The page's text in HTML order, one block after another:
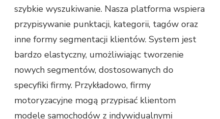
szybkie wyszukiwanie. Nasza platforma wspiera
przypisywanie punktacji, kategorii, tagów oraz
inne formy segmentacji klientów. System jest
bardzo elastyczny, umożliwiając tworzenie
nowych segmentów, dostosowanych do
specyfiki firmy. Przykładowo, firmy
motoryzacyjne mogą przypisać klientom
modele samochodów z indywidualnymi